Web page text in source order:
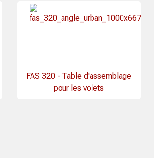
FAS 320 - Table d'assemblage
pour les volets